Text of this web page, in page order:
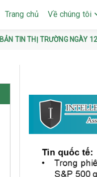
Trang chủ Về chúng tôi
BẢN TIN THỊ TRƯỜNG NGÀY